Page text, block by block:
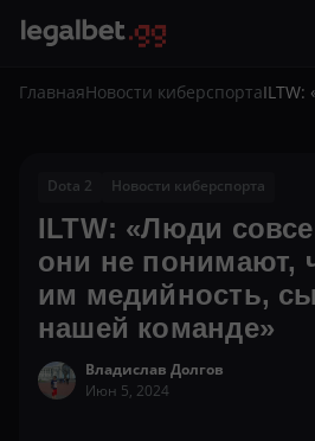
ГлавнаяНовости киберспорта
Dota 2 Новости киберспорта
ILTW: «Люди
они не понимают,
им медийность,
нашей команде»
Владислав Долгов
Июн 5, 2024